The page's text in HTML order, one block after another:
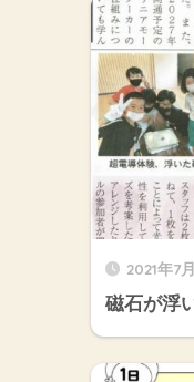
2021年7
磁石が浮